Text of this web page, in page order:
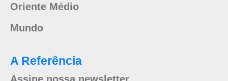
Oriente Médio
Mundo
A Referência